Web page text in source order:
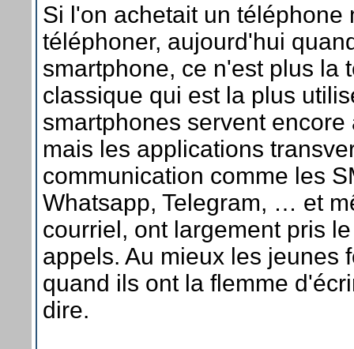
Si l'on achetait un téléphone
téléphoner, aujourd'hui
smartphone, ce n'est plus la
classique qui est la plus
smartphones servent encore
mais les applications
communication comme les
Whatsapp, Telegram, … et
courriel, ont largement pris
appels. Au mieux les jeunes
quand ils ont la flemme
dire.